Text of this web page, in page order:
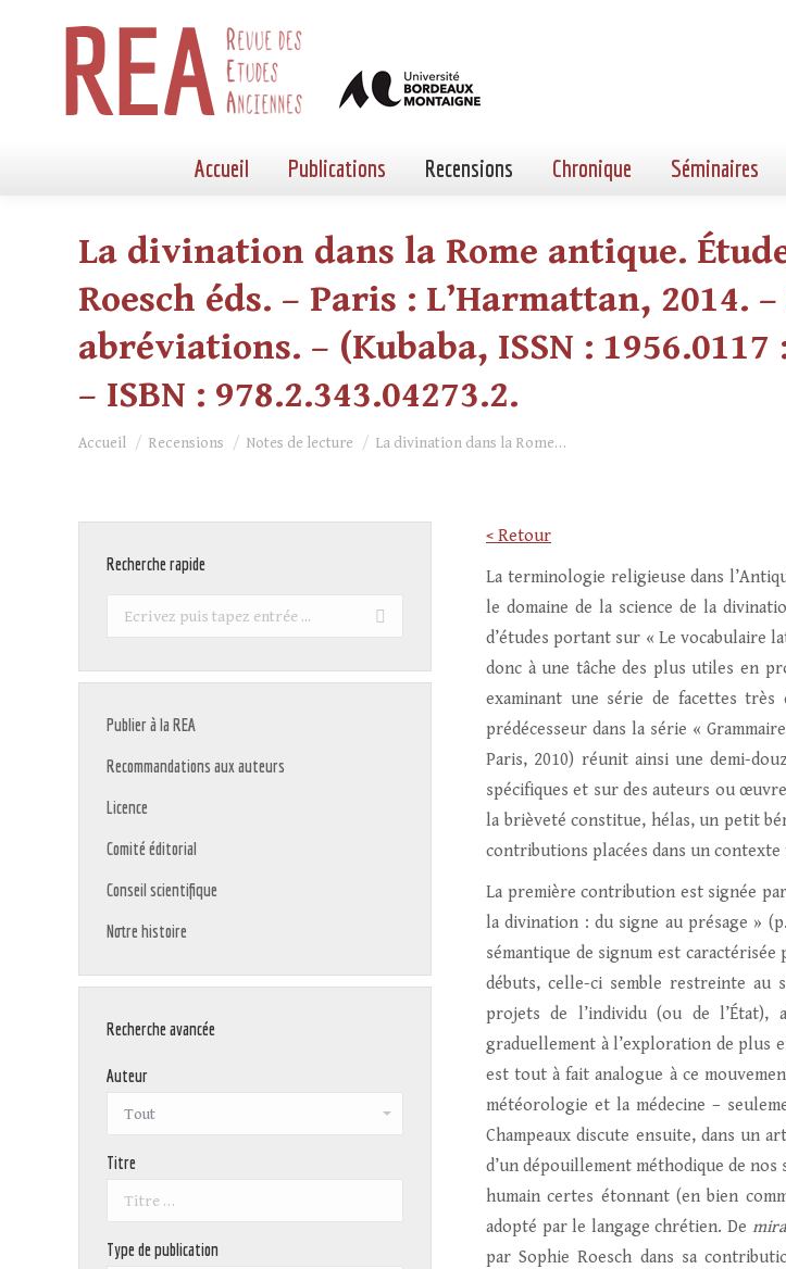
Accueil Publications Recensions Chronique Séminaires
La divination dans la Rome antique.
Roesch éds. – Paris : L’Harmattan, 2014.
abréviations. – (Kubaba, ISSN :
– ISBN : 978.2.343.04273.2.
Vous êtes ici :
Accueil Recensions Notes de lecture La divination dans la Rome…
< Retour
La terminologie religieuse dans
le domaine de la science de la
d’études portant sur « Le vocabulaire
donc à une tâche des plus utiles en
examinant une série de facettes très
prédécesseur dans la série «
Paris, 2010) réunit ainsi une demi-
spécifiques et sur des auteurs ou
la brièveté constitue, hélas, un petit
contributions placées dans un
La première contribution est signée
la divination : du signe au présage »
sémantique de signum est
débuts, celle-ci semble restreinte au
projets de l’individu (ou de l’État),
graduellement à l’exploration de plus
est tout à fait analogue à ce
météorologie et la médecine –
Champeaux discute ensuite, dans un
d’un dépouillement méthodique de
humain certes étonnant (en bien
adopté par le langage chrétien. De
par Sophie Roesch dans sa
Recherche rapide
Recherche
Publier à la REA
Recommandations aux auteurs
Licence
Comité éditorial
Conseil scientifique
Notre histoire
Recherche avancée
Auteur
Titre
Type de publication